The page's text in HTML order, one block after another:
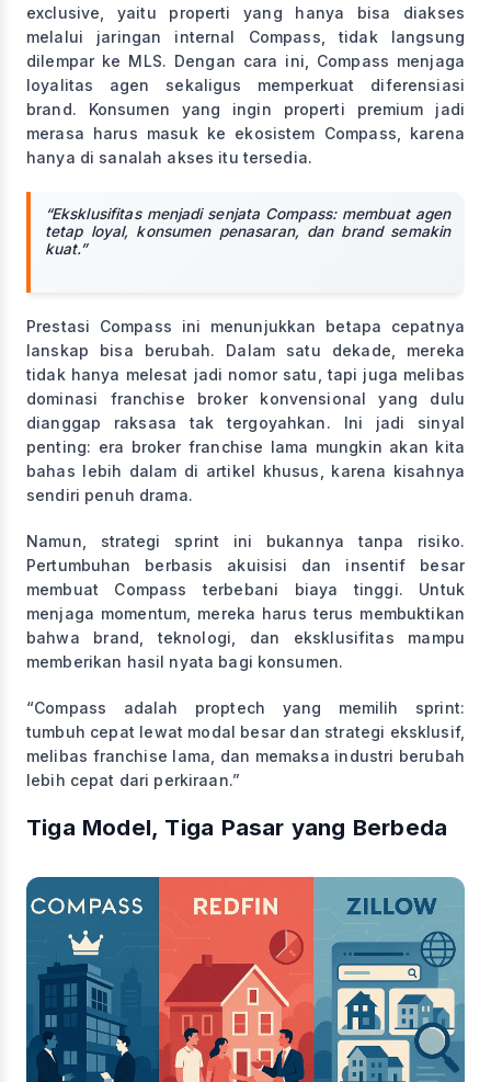
exclusive, yaitu properti yang hanya bisa diakses
melalui jaringan internal Compass, tidak langsung
dilempar ke MLS. Dengan cara ini, Compass menjaga
loyalitas agen sekaligus memperkuat diferensiasi
brand. Konsumen yang ingin properti premium jadi
merasa harus masuk ke ekosistem Compass, karena
hanya di sanalah akses itu tersedia.
“Eksklusifitas menjadi senjata Compass: membuat agen
tetap loyal, konsumen penasaran, dan brand semakin
kuat.”
Prestasi Compass ini menunjukkan betapa cepatnya
lanskap bisa berubah. Dalam satu dekade, mereka
tidak hanya melesat jadi nomor satu, tapi juga melibas
dominasi franchise broker konvensional yang dulu
dianggap raksasa tak tergoyahkan. Ini jadi sinyal
penting: era broker franchise lama mungkin akan kita
bahas lebih dalam di artikel khusus, karena kisahnya
sendiri penuh drama.
Namun, strategi sprint ini bukannya tanpa risiko.
Pertumbuhan berbasis akuisisi dan insentif besar
membuat Compass terbebani biaya tinggi. Untuk
menjaga momentum, mereka harus terus membuktikan
bahwa brand, teknologi, dan eksklusifitas mampu
memberikan hasil nyata bagi konsumen.
“Compass adalah proptech yang memilih sprint:
tumbuh cepat lewat modal besar dan strategi eksklusif,
melibas franchise lama, dan memaksa industri berubah
lebih cepat dari perkiraan.”
Tiga Model, Tiga Pasar yang Berbeda